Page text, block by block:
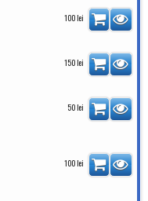
100 lei
150 lei
50 lei
100 lei